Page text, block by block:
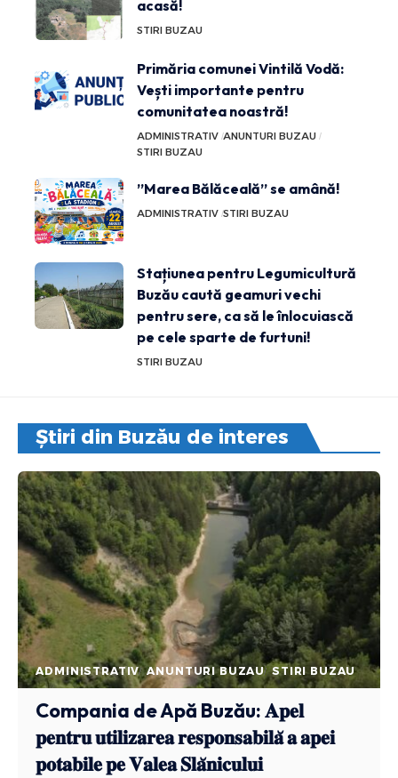
acasă!
STIRI BUZAU
Primăria comunei Vintilă Vodă:
Vești importante pentru
comunitatea noastră!
ADMINISTRATIV ANUNTURI BUZAU
STIRI BUZAU
”Marea Bălăceală” se amână!
ADMINISTRATIV STIRI BUZAU
Stațiunea pentru Legumicultură
Buzău caută geamuri vechi
pentru sere, ca să le înlocuiască
pe cele sparte de furtuni!
STIRI BUZAU
Știri din Buzău de interes
ADMINISTRATIV ANUNTURI BUZAU STIRI BUZAU
Compania de Apă Buzău: 𝐀𝐩𝐞𝐥
𝐩𝐞𝐧𝐭𝐫𝐮 𝐮𝐭𝐢𝐥𝐢𝐳𝐚𝐫𝐞𝐚 𝐫𝐞𝐬𝐩𝐨𝐧𝐬𝐚𝐛𝐢𝐥𝐚̆ 𝐚 𝐚𝐩𝐞𝐢
𝐩𝐨𝐭𝐚𝐛𝐢𝐥𝐞 𝐩𝐞 𝐕𝐚𝐥𝐞𝐚 𝐒𝐥𝐚̆𝐧𝐢𝐜𝐮𝐥𝐮𝐢